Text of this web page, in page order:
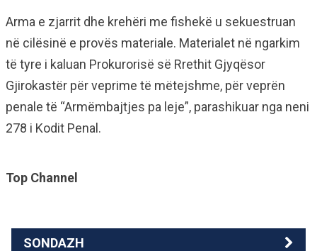
Arma e zjarrit dhe krehëri me fishekë u sekuestruan
në cilësinë e provës materiale. Materialet në ngarkim
të tyre i kaluan Prokurorisë së Rrethit Gjyqësor
Gjirokastër për veprime të mëtejshme, për veprën
penale të “Armëmbajtjes pa leje”, parashikuar nga neni
278 i Kodit Penal.
Top Channel
SONDAZH